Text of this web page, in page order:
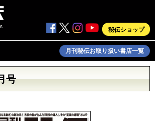
秘伝ショップ
月刊秘伝お取り扱い書店一覧
号